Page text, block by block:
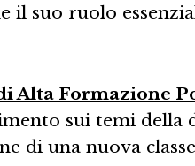
il suo ruolo
Alta Formazione
sui temi della
di una nuova